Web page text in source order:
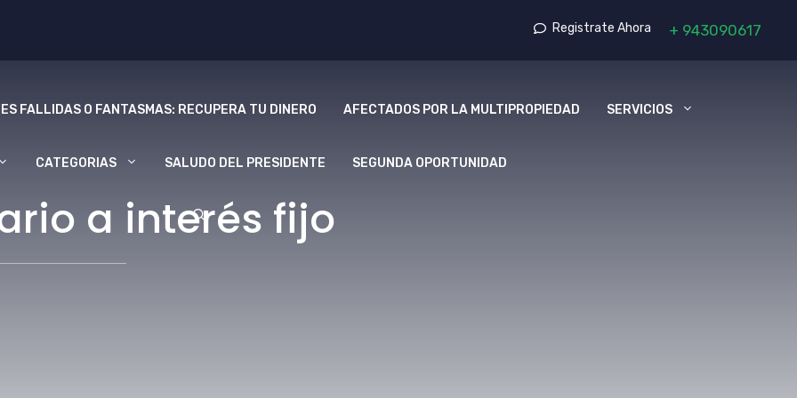
Registrate Ahora + 943090617
FALLIDAS O FANTASMAS: RECUPERA TU DINERO AFECTADOS POR LA MULTIPROPIEDAD SERVICIOS
CATEGORIAS SALUDO DEL PRESIDENTE SEGUNDA OPORTUNIDAD
a interés fijo